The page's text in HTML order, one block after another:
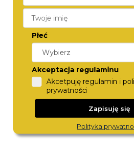
BOSS
1514050
1 590,-
Płeć
Akceptacja regulaminu
Akcetpuję regulamin i
prywatności
Zapisuję się
Polityka